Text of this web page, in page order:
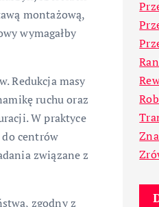
montażową,
wymagałby
Redukcja masy
ruchu oraz
W praktyce
centrów
związane z
zgodny z